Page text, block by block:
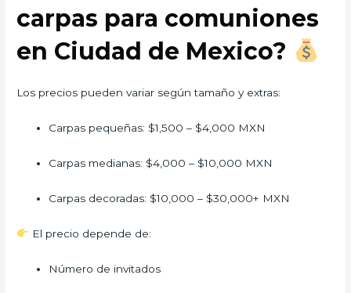
carpas para comuniones
en Ciudad de Mexico?
Los precios pueden variar según tamaño y extras:
Carpas pequeñas: $1,500 – $4,000 MXN
Carpas medianas: $4,000 – $10,000 MXN
Carpas decoradas: $10,000 – $30,000+ MXN
El precio depende de:
Número de invitados